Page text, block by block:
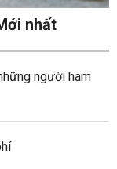
nhất
người ham